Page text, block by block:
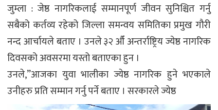
जुम्ला : जेष्ठ नागरिकलाई सम्मानपूर्ण जीवन सुनिश्चित गर्नु
सबैको कर्तव्य रहेको जिल्ला समन्वय समितिका प्रमुख गौरी
नन्द आर्चायले बताए । उनले ३२ औँ अन्तर्राष्ट्रिय ज्येष्ठ नागरिक
दिवसको अवसरमा यस्तो बताएका हुन ।
उनले,”आजका युवा भालीका ज्येष्ठ नागरिक हुने भएकाले
उनीहरु प्रति सम्मान गर्नु पर्ने बताए । सरकारले ज्येष्ठ